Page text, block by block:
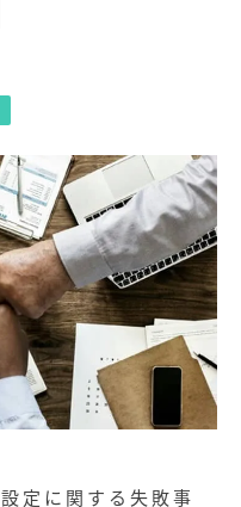
定に関する失敗事